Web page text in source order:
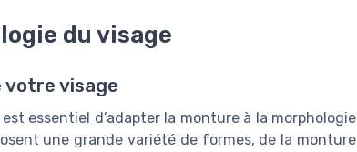
du visage
votre visage
essentiel d’adapter la monture à la morphologie
une grande variété de formes, de la monture